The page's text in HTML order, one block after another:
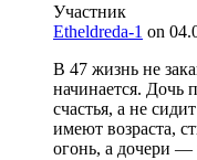
Участник
Etheldreda-1 on
В 47 жизнь не
начинается. Дочь
счастья, а не
имеют возраста,
огонь, а дочери —